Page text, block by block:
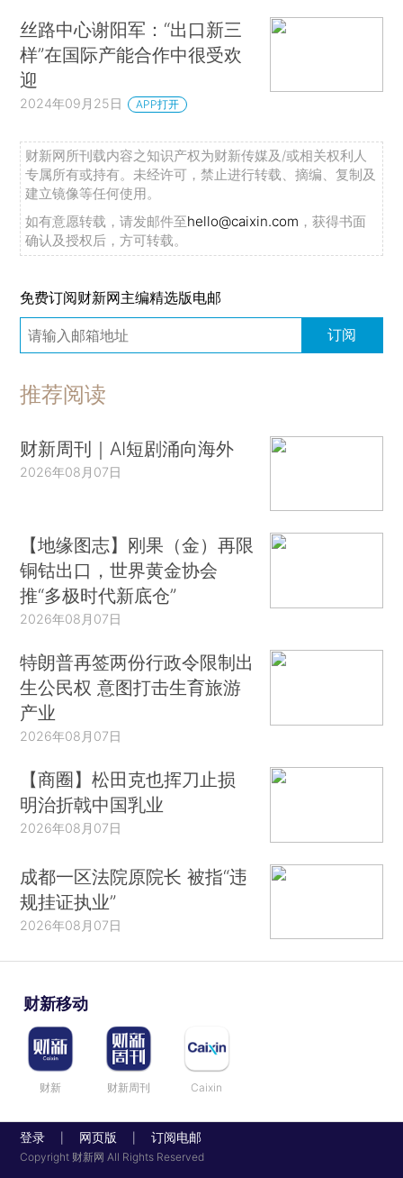
丝路中心谢阳军：“出口新三
样”在国际产能合作中很受欢
迎
2024年09月25日 APP打开
财新网所刊载内容之知识产权为财新传媒及/或相关权利人
专属所有或持有。未经许可，禁止进行转载、摘编、复制及
建立镜像等任何使用。
如有意愿转载，请发邮件至hello@caixin.com ，获得书面
确认及授权后，方可转载。
免费订阅财新网主编精选版电邮
订阅
推荐阅读
财新周刊｜AI短剧涌向海外
2026年08月07日
【地缘图志】刚果（金）再限
铜钴出口，世界黄金协会
推“多极时代新底仓”
2026年08月07日
特朗普再签两份行政令限制出
生公民权 意图打击生育旅游
产业
2026年08月07日
【商圈】松田克也挥刀止损
明治折戟中国乳业
2026年08月07日
成都一区法院原院长 被指“违
规挂证执业”
2026年08月07日
财新移动
财新 财新周刊 Caixin
登录 网页版 订阅电邮
Copyright 财新网 All Rights Reserved